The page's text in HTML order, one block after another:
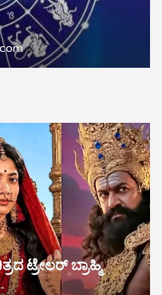
ಟ್ರೇಲರ್ ಬ್ರಾಹ್ಮಿ